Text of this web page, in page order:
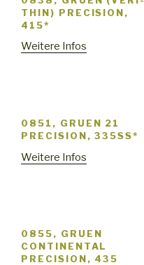
THIN) PRECISION,
415*
Weitere Infos
0851, GRUEN 21
PRECISION, 335SS*
Weitere Infos
0855, GRUEN
CONTINENTAL
PRECISION, 435